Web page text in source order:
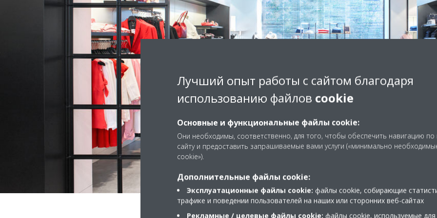
воздух по
интерьеры
Кассетные блоки
Незаметная
получите все
исполнения и
уникальному
Все преимущества
Лучший опыт работы с сайтом благодаря
использованию файлов cookie
Основные и функциональные файлы cookie:
Они необходимы, соответственно, для того, чтобы обеспечить навигацию
сайту и предоставить запрашиваемые вами услуги («минимально
cookie»).
Дополнительные файлы cookie:
Эксплуатационные файлы cookie: файлы cookie, собирающие
трафике и поведении пользователей на наших или сторонних веб-сайтах
Рекламные / целевые файлы cookie: файлы cookie, используемые для